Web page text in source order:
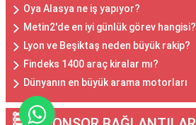
Oya Alasya ne iş yapıyor?
Metin2'de en iyi günlük görev hangisi?
Lyon ve Beşiktaş neden büyük rakip?
Findeks 1400 araç kiralar mı?
Dünyanın en büyük arama motorları